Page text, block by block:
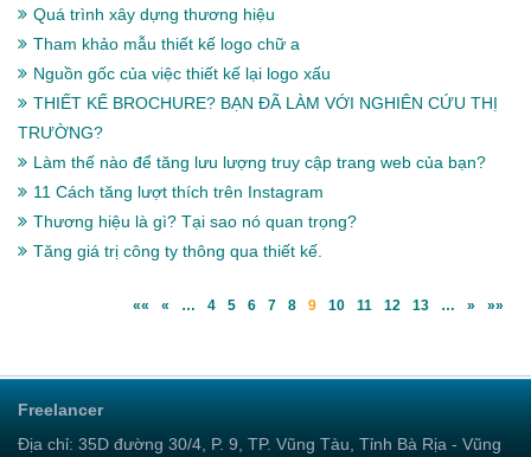
Quá trình xây dựng thương hiệu
Tham khảo mẫu thiết kế logo chữ a
Nguồn gốc của việc thiết kế lại logo xấu
THIẾT KẾ BROCHURE? BẠN ĐÃ LÀM VỚI NGHIÊN CỨU THỊ
TRƯỜNG?
Làm thế nào để tăng lưu lượng truy cập trang web của bạn?
11 Cách tăng lượt thích trên Instagram
Thương hiệu là gì? Tại sao nó quan trọng?
Tăng giá trị công ty thông qua thiết kế.
«« « … 4 5 6 7 8 9 10 11 12 13 … » »»
Freelancer
Địa chỉ: 35D đường 30/4, P. 9, TP. Vũng Tàu, Tỉnh Bà Rịa - Vũng